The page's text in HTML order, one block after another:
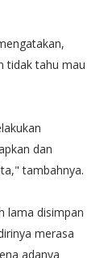
tidak tahu mau
dan
tambahnya.
lama disimpan
merasa
adanya